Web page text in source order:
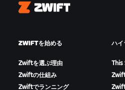
Zwift
ZWIFTを始める
Zwiftを選ぶ理由
Zwiftの仕組み
Zwiftでランニング
ハイ
This